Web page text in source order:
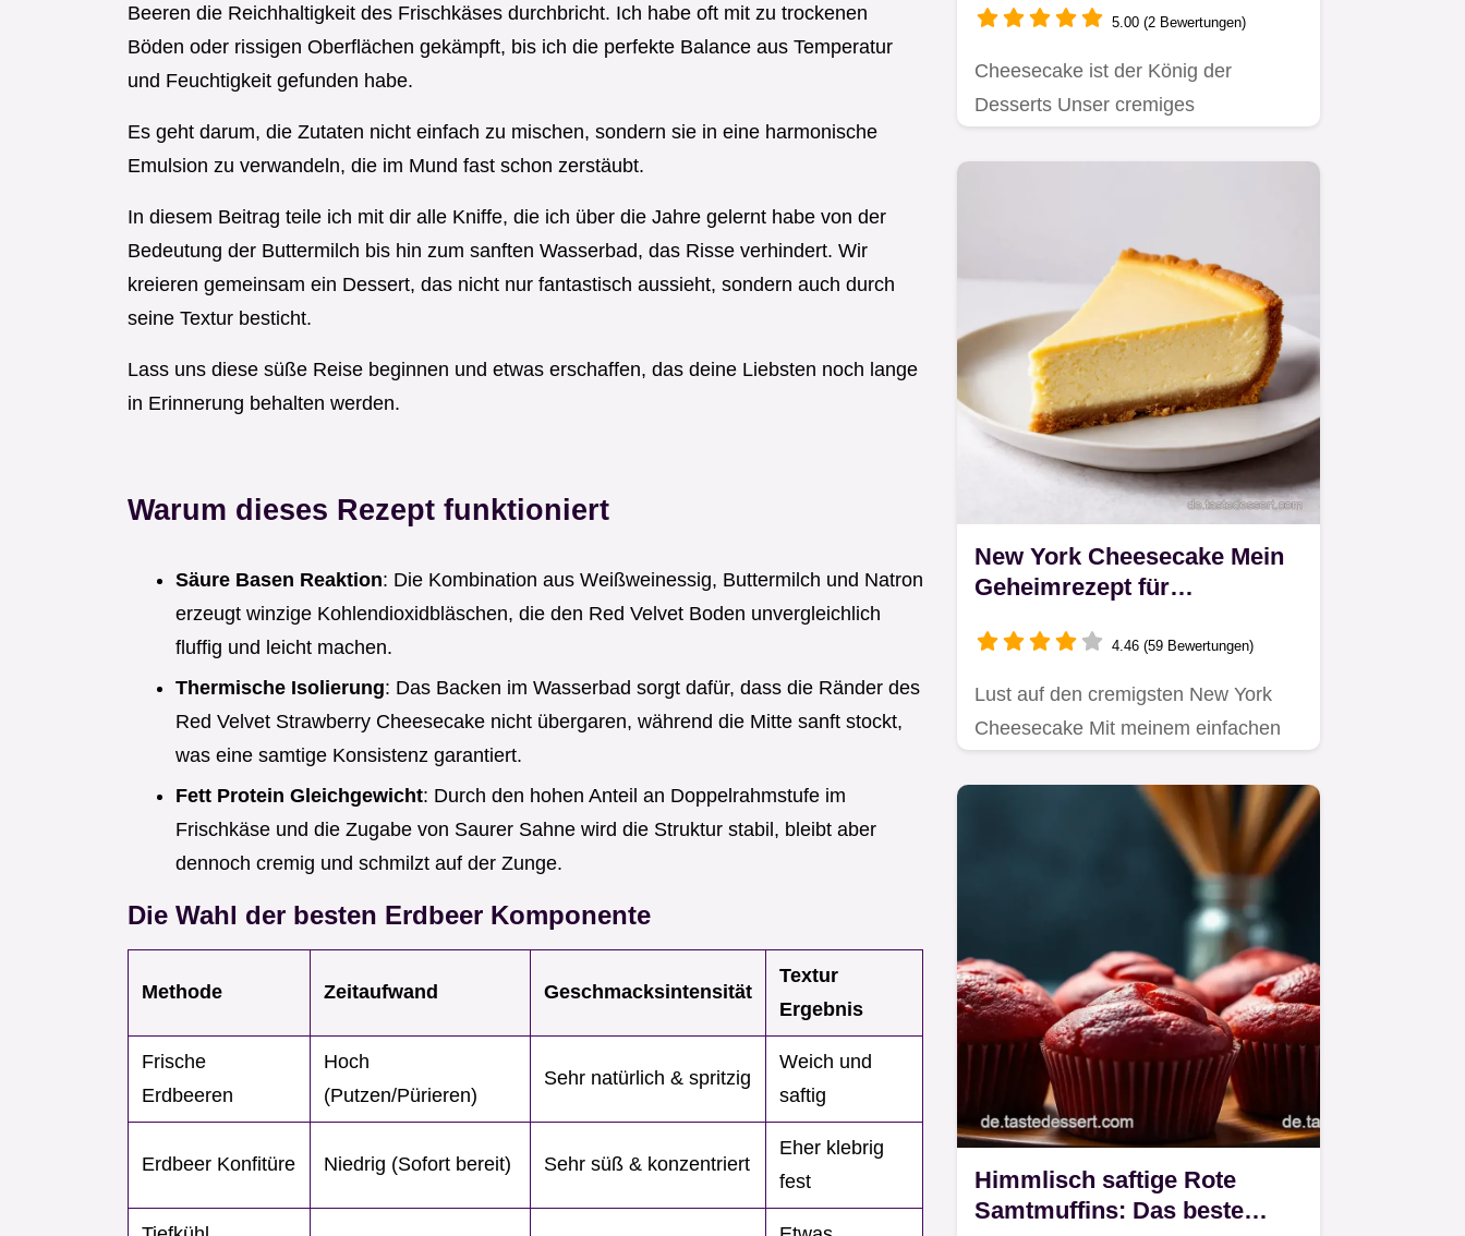
Beeren die Reichhaltigkeit des Frischkäses durchbricht. Ich habe oft mit zu trockenen
Böden oder rissigen Oberflächen gekämpft, bis ich die perfekte Balance aus Temperatur
und Feuchtigkeit gefunden habe.
Es geht darum, die Zutaten nicht einfach zu mischen, sondern sie in eine harmonische
Emulsion zu verwandeln, die im Mund fast schon zerstäubt.
In diesem Beitrag teile ich mit dir alle Kniffe, die ich über die Jahre gelernt habe von der
Bedeutung der Buttermilch bis hin zum sanften Wasserbad, das Risse verhindert. Wir
kreieren gemeinsam ein Dessert, das nicht nur fantastisch aussieht, sondern auch durch
seine Textur besticht.
Lass uns diese süße Reise beginnen und etwas erschaffen, das deine Liebsten noch lange
in Erinnerung behalten werden.
Warum dieses Rezept funktioniert
Säure Basen Reaktion: Die Kombination aus Weißweinessig, Buttermilch und Natron
erzeugt winzige Kohlendioxidbläschen, die den Red Velvet Boden unvergleichlich
fluffig und leicht machen.
Thermische Isolierung: Das Backen im Wasserbad sorgt dafür, dass die Ränder des
Red Velvet Strawberry Cheesecake nicht übergaren, während die Mitte sanft stockt,
was eine samtige Konsistenz garantiert.
Fett Protein Gleichgewicht: Durch den hohen Anteil an Doppelrahmstufe im
Frischkäse und die Zugabe von Saurer Sahne wird die Struktur stabil, bleibt aber
dennoch cremig und schmilzt auf der Zunge.
Die Wahl der besten Erdbeer Komponente
Methode Zeitaufwand Geschmacksintensität
Textur
Ergebnis
Frische
Erdbeeren
Hoch
(Putzen/Pürieren)
Sehr natürlich & spritzig
Weich und
saftig
Erdbeer Konfitüre Niedrig (Sofort bereit) Sehr süß & konzentriert
Eher klebrig
fest
5.00 (2 Bewertungen)
Cheesecake ist der König der
Desserts Unser cremiges
New York Cheesecake Mein
Geheimrezept für
4.46 (59 Bewertungen)
Lust auf den cremigsten New York
Cheesecake Mit meinem einfachen
Himmlisch saftige Rote
Samtmuffins: Das beste